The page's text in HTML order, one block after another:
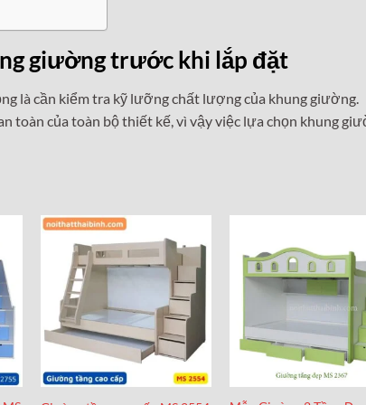
giường trước khi lắp đặt
là cần kiểm tra kỹ lưỡng chất lượng của khung giường.
toàn của toàn bộ thiết kế, vì vậy việc lựa chọn khung